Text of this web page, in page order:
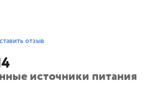
отзыв
источники питания